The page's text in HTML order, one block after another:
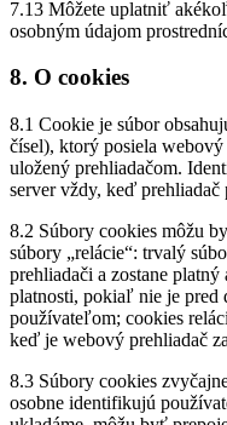
7.13 Môžete uplatniť
osobným údajom
8. O cookies
8.1 Cookie je súbor
čísel), ktorý posiela
uložený prehliadačom.
server vždy, keď prehliadač
8.2 Súbory cookies môžu
súbory „relácie“: trvalý
prehliadači a zostane
platnosti, pokiaľ nie je pred
používateľom; cookies
keď je webový prehliadač
8.3 Súbory cookies
osobne identifikujú